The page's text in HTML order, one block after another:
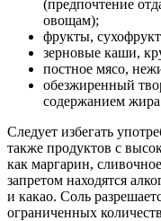
(предпочтение
овощам);
фрукты,
зерновые каши,
постное мясо,
обезжиренный
содержанием
Следует избегать
также продуктов с
как маргарин,
запретом находятся
и какао. Соль
ограниченных